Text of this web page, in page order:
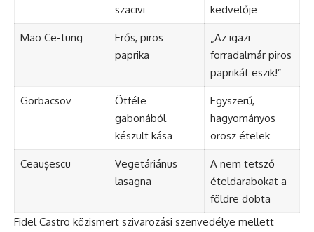
szacivi
kedvelője
Mao Ce-tung
Erős, piros
paprika
„Az igazi
forradalmár piros
paprikát eszik!”
Gorbacsov
Ötféle
gabonából
készült kása
Egyszerű,
hagyományos
orosz ételek
Ceaușescu
Vegetáriánus
lasagna
A nem tetsző
ételdarabokat a
földre dobta
Fidel Castro közismert szivarozási szenvedélye mellett